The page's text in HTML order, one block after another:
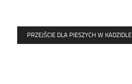
PRZEJŚCIE DLA PIESZYCH W KADZIDLE